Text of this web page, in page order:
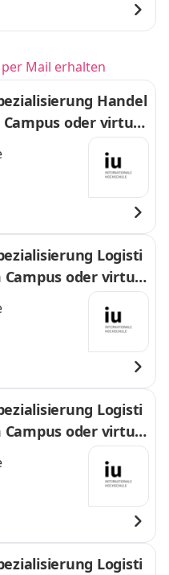
Mail erhalten
Handel
oder virtuel
Logisti
oder virtuel
Logisti
oder virtuel
Logisti